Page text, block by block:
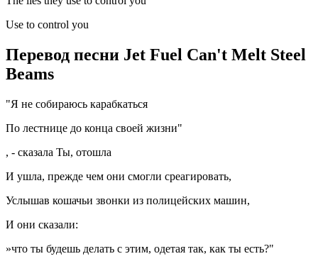
Use to control you
Перевод песни Jet Fuel Can't Melt Steel
Beams
"Я не собираюсь карабкаться
По лестнице до конца своей жизни"
, - сказала Ты, отошла
И ушла, прежде чем они смогли среагировать,
Услышав кошачьи звонки из полицейских машин,
И они сказали:
»что ты будешь делать с этим, одетая так, как ты есть?"